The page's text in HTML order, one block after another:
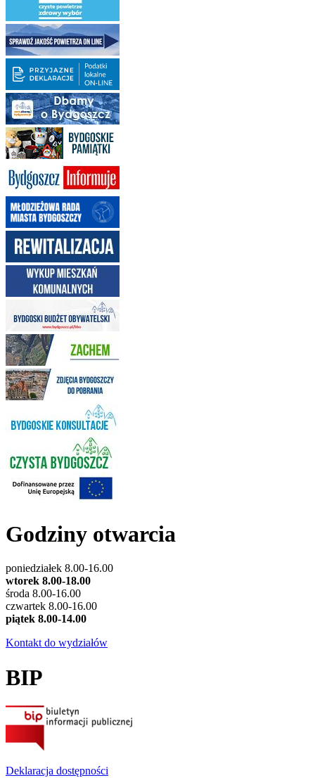
Godziny otwarcia
poniedziałek 8.00-16.00
wtorek 8.00-18.00
środa 8.00-16.00
czwartek 8.00-16.00
piątek 8.00-14.00
Kontakt do wydziałów
BIP
Deklaracja dostępności